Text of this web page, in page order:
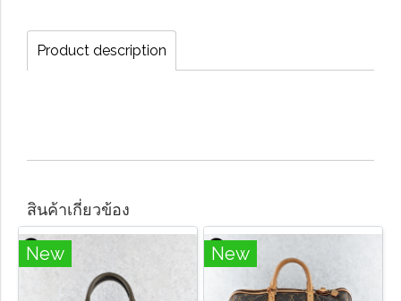
Product description
สินค้าเกี่ยวข้อง
New New